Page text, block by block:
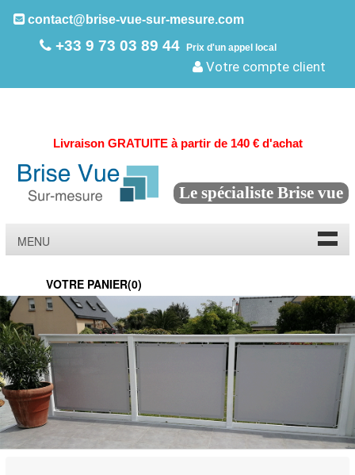
contact@brise-vue-sur-mesure.com
+33 9 73 03 89 44 Prix d'un appel local
Votre compte client
Livraison GRATUITE à partir de 140 € d'achat
Le spécialiste Brise vue
MENU
VOTRE PANIER(0)